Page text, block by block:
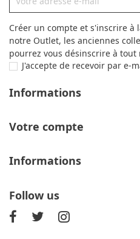
Créer un compte et s'inscrire à
notre Outlet, les anciennes
pourrez vous désinscrire à tout
J'accepte de recevoir par e-
Informations
Votre compte
Informations
Follow us